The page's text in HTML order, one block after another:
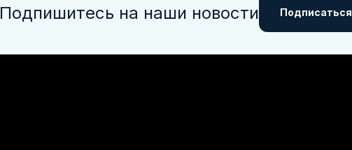
Подпишитесь на наши новости Подписаться